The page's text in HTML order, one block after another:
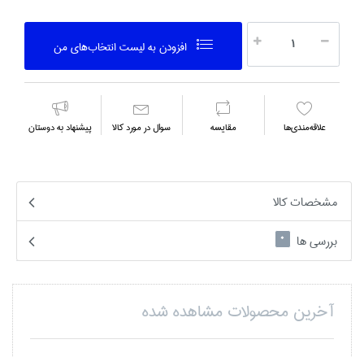
افزودن به ليست انتخاب‌هاي من
علاقه‌مندي‌ها مقايسه سوال در مورد كالا پیشنهاد به دوستان
مشخصات کالا
بررسی ها
0
آخرین محصولات مشاهده شده